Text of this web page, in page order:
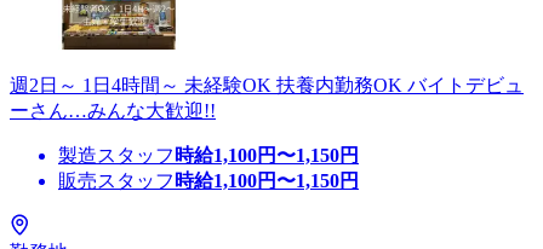
週2日～ 1日4時間～ 未経験OK 扶養内勤務OK バイトデビュ
ーさん…みんな大歓迎!!
製造スタッフ 時給1,100円〜1,150円
販売スタッフ 時給1,100円〜1,150円